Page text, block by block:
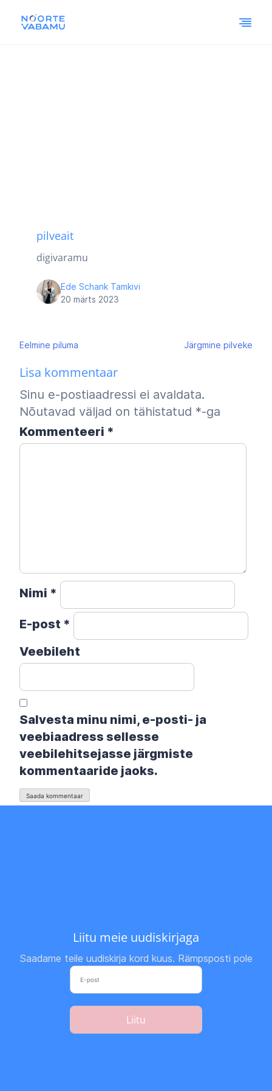
pilveait
digivaramu
Ede Schank Tamkivi
20 märts 2023
Navigeerimine
Eelmine piluma Järgmine pilveke
Lisa kommentaar
Sinu e-postiaadressi ei avaldata.
Nõutavad väljad on tähistatud *-ga
Kommenteeri *
Nimi *
E-post *
Veebileht
Salvesta minu nimi, e-posti- ja
veebiaadress sellesse
veebilehitsejasse järgmiste
kommentaaride jaoks.
Liitu meie uudiskirjaga
Saadame teile uudiskirja kord kuus. Rämpsposti pole
Liitu